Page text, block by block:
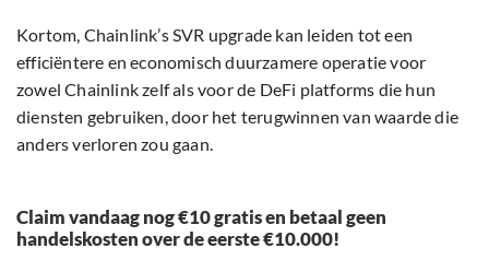
Kortom, Chainlink’s SVR upgrade kan leiden tot een
efficiëntere en economisch duurzamere operatie voor
zowel Chainlink zelf als voor de DeFi platforms die hun
diensten gebruiken, door het terugwinnen van waarde die
anders verloren zou gaan.
Claim vandaag nog €10 gratis en betaal geen
handelskosten over de eerste €10.000!